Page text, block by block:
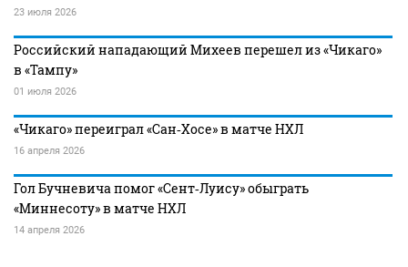
23 июля 2026
Российский нападающий Михеев перешел из «Чикаго»
в «Тампу»
01 июля 2026
«Чикаго» переиграл «Сан‑Хосе» в матче НХЛ
16 апреля 2026
Гол Бучневича помог «Сент‑Луису» обыграть
«Миннесоту» в матче НХЛ
14 апреля 2026